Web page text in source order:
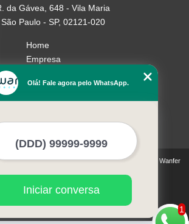
da Gávea, 648 - Vila Maria
São Paulo - SP, 02121-020
Home
Empresa
Serviços
Contato
sujeito à proteção de direitos autorais. Copyright© Wanfer
1998)
1
Olá! Fale agora pelo WhatsApp.
Iniciar conversa